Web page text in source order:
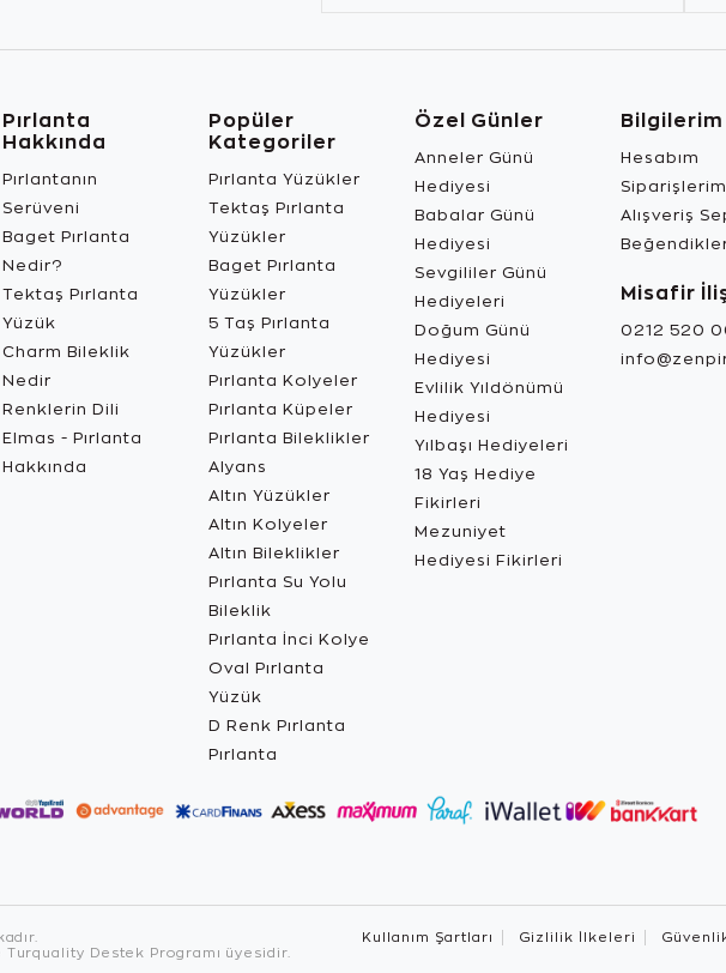
Pırlanta
Hakkında
Pırlantanın
Serüveni
Baget Pırlanta
Nedir?
Tektaş Pırlanta
Yüzük
Charm Bileklik
Nedir
Renklerin Dili
Elmas - Pırlanta
Hakkında
Popüler
Kategoriler
Pırlanta Yüzükler
Tektaş Pırlanta
Yüzükler
Baget Pırlanta
Yüzükler
5 Taş Pırlanta
Yüzükler
Pırlanta Kolyeler
Pırlanta Küpeler
Pırlanta Bileklikler
Alyans
Altın Yüzükler
Altın Kolyeler
Altın Bileklikler
Pırlanta Su Yolu
Bileklik
Pırlanta İnci Kolye
Oval Pırlanta
Yüzük
D Renk Pırlanta
Pırlanta
Özel Günler
Anneler Günü
Hediyesi
Babalar Günü
Hediyesi
Sevgililer Günü
Hediyeleri
Doğum Günü
Hediyesi
Evlilik Yıldönümü
Hediyesi
Yılbaşı Hediyeleri
18 Yaş Hediye
Fikirleri
Mezuniyet
Hediyesi Fikirleri
Bilgilerim
Hesabım
Siparişlerim
Alışveriş
Misafir
0212 520
Destek Programı üyesidir.
Kullanım Şartları Gizlilik İlkeleri